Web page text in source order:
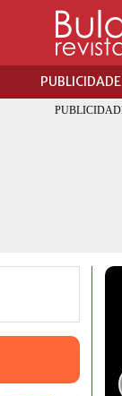
PUBLICIDADE